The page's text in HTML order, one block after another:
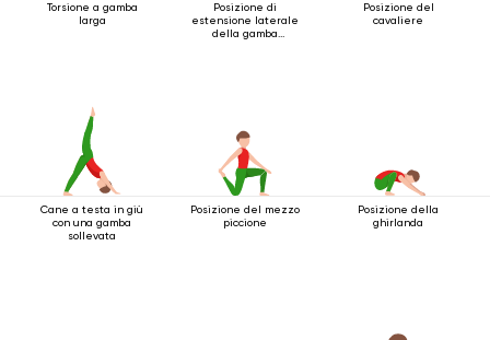
Torsione a gamba
larga
Posizione di
estensione laterale
della gamba
Posizione del
cavaliere
Cane a testa in giù
con una gamba
sollevata
Posizione del mezzo
piccione
Posizione della
ghirlanda